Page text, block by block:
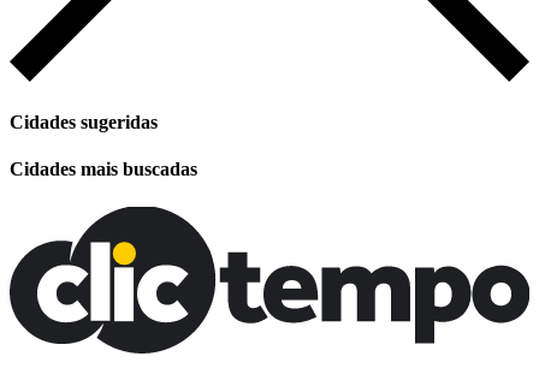
Cidades sugeridas
Cidades mais buscadas